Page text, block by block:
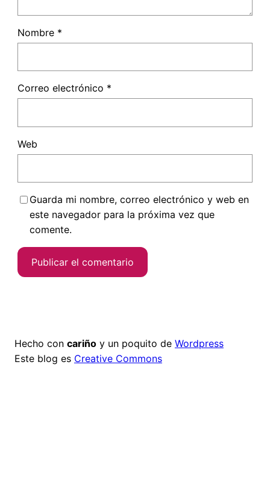
Nombre *
Correo electrónico *
Web
Guarda mi nombre, correo electrónico y web en
este navegador para la próxima vez que
comente.
Hecho con cariño y un poquito de Wordpress
Este blog es Creative Commons